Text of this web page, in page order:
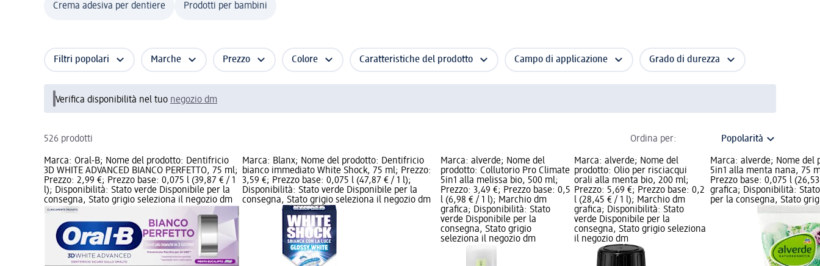
Crema adesiva per dentiere Prodotti per bambini
Filtri popolari Marche Prezzo Colore Caratteristiche del prodotto Campo di applicazione Grado di durezza
Verifica disponibilità nel tuo negozio dm
526 prodotti Ordina per:
Marca: Oral-B; Nome del prodotto: Dentifricio
3D WHITE ADVANCED BIANCO PERFETTO, 75 ml;
Prezzo: 2,99 €; Prezzo base: 0,075 l (39,87 € / 1
l); Disponibilità: Stato verde Disponibile per la
consegna, Stato grigio seleziona il negozio dm
Marca: Blanx; Nome del prodotto: Dentifricio
bianco immediato White Shock, 75 ml; Prezzo:
3,59 €; Prezzo base: 0,075 l (47,87 € / 1 l);
Disponibilità: Stato verde Disponibile per la
consegna, Stato grigio seleziona il negozio dm
Marca: alverde; Nome del
prodotto: Collutorio Pro Climate
5in1 alla melissa bio, 500 ml;
Prezzo: 3,49 €; Prezzo base: 0,5
l (6,98 € / 1 l); Marchio dm
grafica; Disponibilità: Stato
verde Disponibile per la
consegna, Stato grigio
seleziona il negozio dm
Marca: alverde; Nome del
prodotto: Olio per risciacqui
orali alla menta bio, 200 ml;
Prezzo: 5,69 €; Prezzo base: 0,2
l (28,45 € / 1 l); Marchio dm
grafica; Disponibilità: Stato
verde Disponibile per la
consegna, Stato grigio seleziona
il negozio dm
Marca: alverde; Nome
5in1 alla menta nana, 75
Prezzo base: 0,075 l
grafica; Disponibilità:
per la consegna, Stato